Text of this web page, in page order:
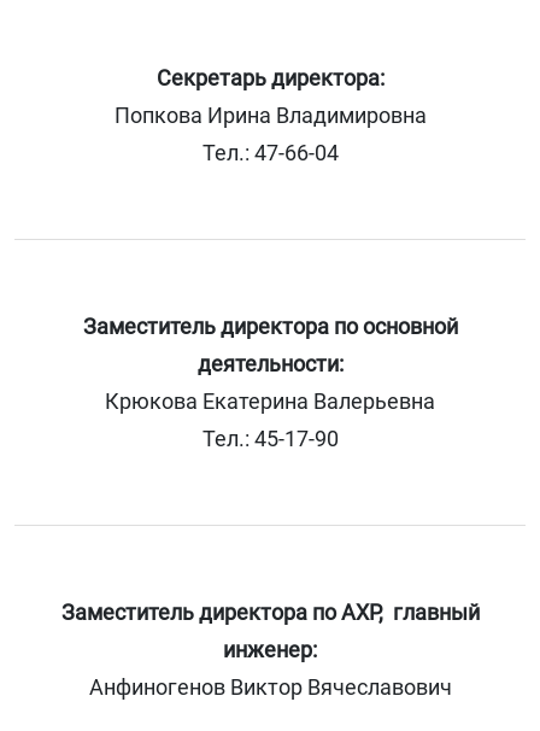
Секретарь директора:
Попкова Ирина Владимировна
Тел.: 47-66-04
Заместитель директора по основной
деятельности:
Крюкова Екатерина Валерьевна
Тел.: 45-17-90
Заместитель директора по АХР, главный
инженер:
Анфиногенов Виктор Вячеславович